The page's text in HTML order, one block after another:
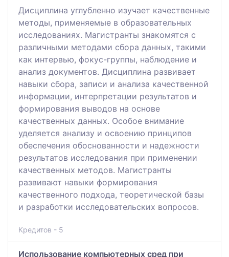
Дисциплина углубленно изучает качественные
методы, применяемые в образовательных
исследованиях. Магистранты знакомятся с
различными методами сбора данных, такими
как интервью, фокус-группы, наблюдение и
анализ документов. Дисциплина развивает
навыки сбора, записи и анализа качественной
информации, интерпретации результатов и
формирования выводов на основе
качественных данных. Особое внимание
уделяется анализу и освоению принципов
обеспечения обоснованности и надежности
результатов исследования при применении
качественных методов. Магистранты
развивают навыки формирования
качественного подхода, теоретической базы
и разработки исследовательских вопросов.
Кредитов - 5
Использование компьютерных сред при